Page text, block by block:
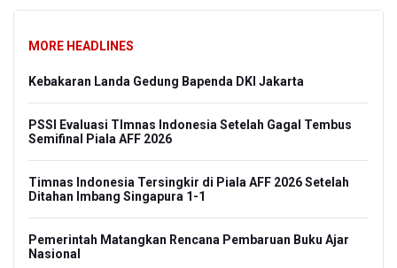
MORE HEADLINES
Kebakaran Landa Gedung Bapenda DKI Jakarta
PSSI Evaluasi TImnas Indonesia Setelah Gagal Tembus
Semifinal Piala AFF 2026
Timnas Indonesia Tersingkir di Piala AFF 2026 Setelah
Ditahan Imbang Singapura 1-1
Pemerintah Matangkan Rencana Pembaruan Buku Ajar
Nasional